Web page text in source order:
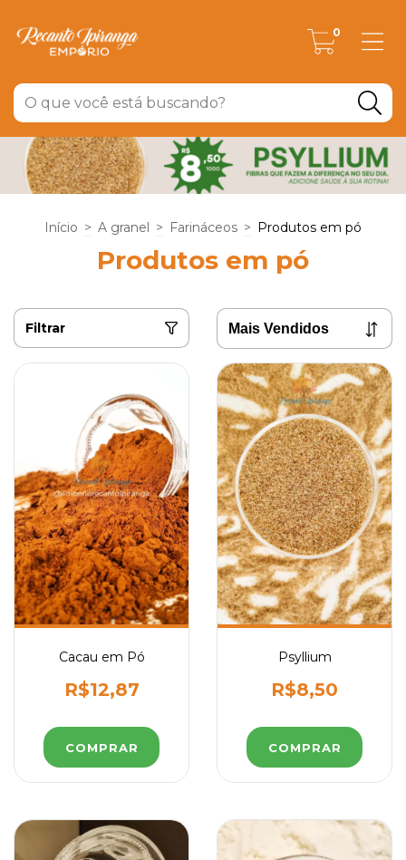
0
Início > A granel > Farináceos > Produtos em pó
Produtos em pó
Filtrar
Cacau em Pó
R$12,87
COMPRAR
Psyllium
R$8,50
COMPRAR